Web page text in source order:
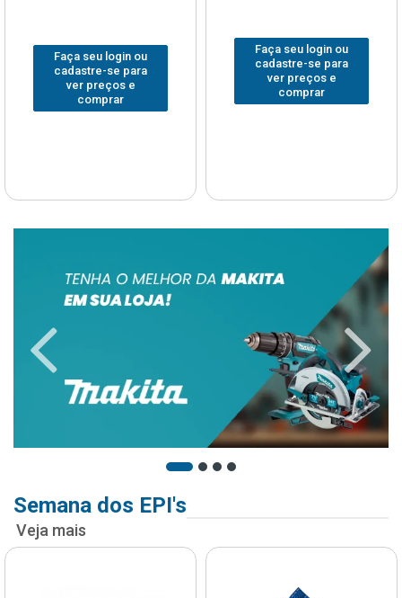
Faça seu login ou
cadastre-se para
ver preços e
comprar
Faça seu login ou
cadastre-se para
ver preços e
comprar
Semana dos EPI's
Veja mais